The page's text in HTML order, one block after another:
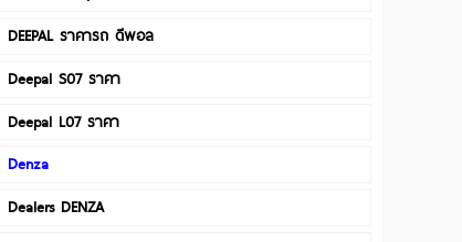
DEEPAL ราคารถ ดีพอล
Deepal S07 ราคา
Deepal L07 ราคา
Denza
Dealers DENZA